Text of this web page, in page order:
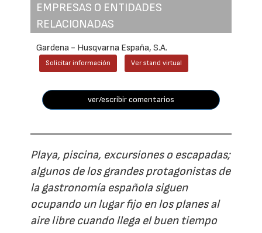
EMPRESAS O ENTIDADES
RELACIONADAS
Gardena - Husqvarna España, S.A.
Solicitar información Ver stand virtual
ver/escribir comentarios
Playa, piscina, excursiones o escapadas;
algunos de los grandes protagonistas de
la gastronomía española siguen
ocupando un lugar fijo en los planes al
aire libre cuando llega el buen tiempo